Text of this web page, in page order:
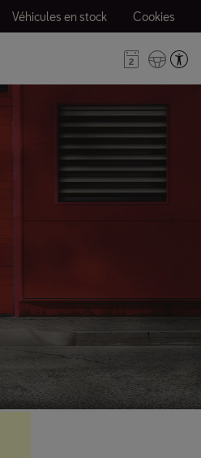
Véhicules en stock Cookies